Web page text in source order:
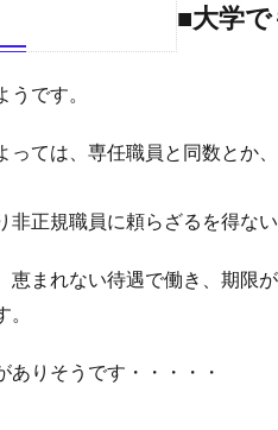
■大学
うです。
っては、専任職員と同数とか
正規職員に頼らざるを得な
恵まれない待遇で働き、期限
ありそうです・・・・・